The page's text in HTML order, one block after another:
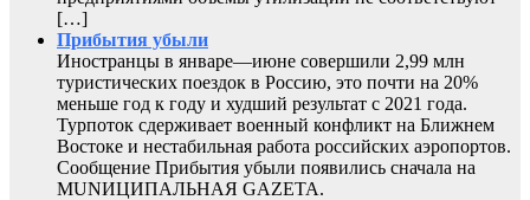
[…]
Прибытия убыли
Иностранцы в январе—июне совершили 2,99 млн
туристических поездок в Россию, это почти на 20%
меньше год к году и худший результат с 2021 года.
Турпоток сдерживает военный конфликт на Ближнем
Востоке и нестабильная работа российских аэропортов.
Сообщение Прибытия убыли появились сначала на
MUNИЦИПАЛЬНАЯ GAZЕТА.